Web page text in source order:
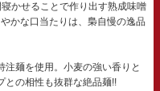
かせることで作り出す熟成味噌
かな口当たりは、梟自慢の逸品
麺を使用。小麦の強い香りと
との相性も抜群な絶品麺!!